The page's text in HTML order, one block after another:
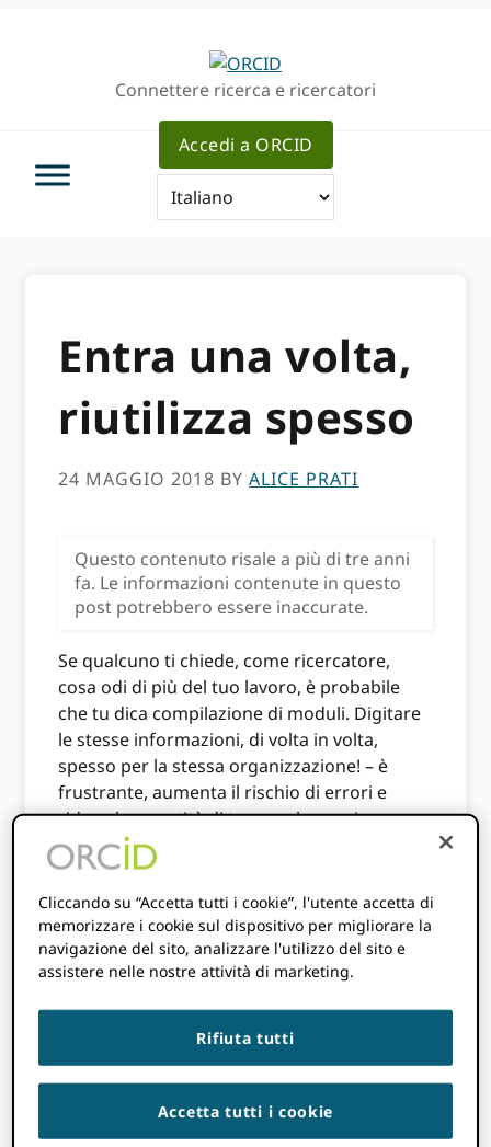
Connettere ricerca e ricercatori
Accedi a ORCID
Entra una volta,
riutilizza spesso
24 MAGGIO 2018 BYALICE PRATI
Questo contenuto risale a più di tre anni
fa. Le informazioni contenute in questo
post potrebbero essere inaccurate.
Se qualcuno ti chiede, come ricercatore,
cosa odi di più del tuo lavoro, è probabile
che tu dica compilazione di moduli. Digitare
le stesse informazioni, di volta in volta,
spesso per la stessa organizzazione! – è
frustrante, aumenta il rischio di errori e
riduce la quantità di tempo che puoi
dedicare effettivamente alla ricerca. 2016
della natura
(riassuntoQui.) ha rilevato che i ricercatori in
genere dedicano il 21% del loro tempo alla
stesura di domande di sovvenzione e ad
altre attività amministrative. Al recente
notato che stimano che i loro ricercatori
compiti amministrativi. FCT in Portogallo,
hanno persino sviluppato unattrezzo
calcolare quanto tempo (e denaro!) viene
Cliccando su “Accetta tutti i cookie”, l'utente accetta di
memorizzare i cookie sul dispositivo per migliorare la
navigazione del sito, analizzare l'utilizzo del sito e
assistere nelle nostre attività di marketing.
Rifiuta tutti
Accetta tutti i cookie